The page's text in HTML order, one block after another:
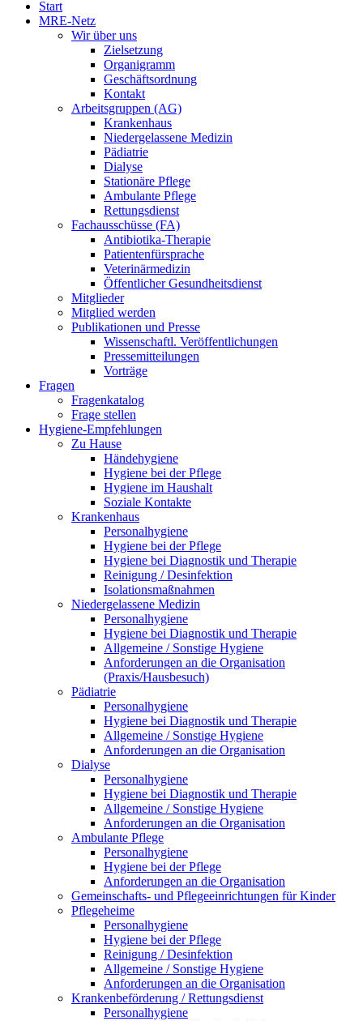
Start
MRE-Netz
Wir über uns
Zielsetzung
Organigramm
Geschäftsordnung
Kontakt
Arbeitsgruppen (AG)
Krankenhaus
Niedergelassene Medizin
Pädiatrie
Dialyse
Stationäre Pflege
Ambulante Pflege
Rettungsdienst
Fachausschüsse (FA)
Antibiotika-Therapie
Patientenfürsprache
Veterinärmedizin
Öffentlicher Gesundheitsdienst
Mitglieder
Mitglied werden
Publikationen und Presse
Wissenschaftl. Veröffentlichungen
Pressemitteilungen
Vorträge
Fragen
Fragenkatalog
Frage stellen
Hygiene-Empfehlungen
Zu Hause
Händehygiene
Hygiene bei der Pflege
Hygiene im Haushalt
Soziale Kontakte
Krankenhaus
Personalhygiene
Hygiene bei der Pflege
Hygiene bei Diagnostik und Therapie
Reinigung / Desinfektion
Isolationsmaßnahmen
Niedergelassene Medizin
Personalhygiene
Hygiene bei Diagnostik und Therapie
Allgemeine / Sonstige Hygiene
Anforderungen an die Organisation
(Praxis/Hausbesuch)
Pädiatrie
Personalhygiene
Hygiene bei Diagnostik und Therapie
Allgemeine / Sonstige Hygiene
Anforderungen an die Organisation
Dialyse
Personalhygiene
Hygiene bei Diagnostik und Therapie
Allgemeine / Sonstige Hygiene
Anforderungen an die Organisation
Ambulante Pflege
Personalhygiene
Hygiene bei der Pflege
Anforderungen an die Organisation
Gemeinschafts- und Pflegeeinrichtungen für Kinder
Pflegeheime
Personalhygiene
Hygiene bei der Pflege
Reinigung / Desinfektion
Allgemeine / Sonstige Hygiene
Anforderungen an die Organisation
Krankenbeförderung / Rettungsdienst
Personalhygiene